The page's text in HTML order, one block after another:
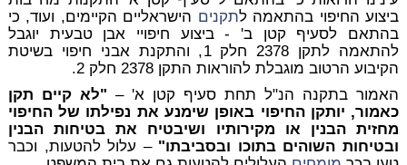
ביצוע החיפוי בהתאמה לתקנים הישראליים הקיימים, ועוד, כי
בהתאם לסעיף קטן ב' - ביצוע חיפויי אבן טבעית יוגבל
להתאמה לתקן 2378 חלק 1, והתקנת אבני חיפוי בשיטת
הקיבוע הרטוב מוגבלת להוראות התקן 2378 חלק 2.
האמור בתקנה הנ"ל תחת סעיף קטן א' – "לא קיים תקן
כאמור, יותקן החיפוי באופן שימנע את נפילתו של החיפוי
מחזית הבנין או מקירותיו ושיבטיח את בטיחות הבנין
ובטיחות השוהים בתוכו ובסביבתו" – עלול להטעות, וכבר